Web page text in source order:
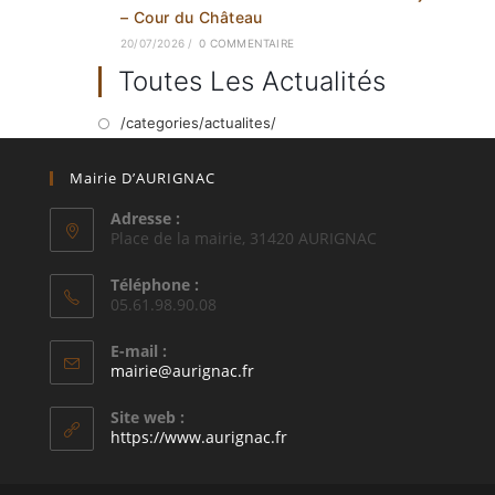
– Cour du Château
20/07/2026 / 0 COMMENTAIRE
Toutes Les Actualités
/categories/actualites/
Mairie D’AURIGNAC
Adresse :
Place de la mairie, 31420 AURIGNAC
Téléphone :
05.61.98.90.08
E-mail :
mairie@aurignac.frS’ouvre
application
Site web :
https://www.aurignac.fr